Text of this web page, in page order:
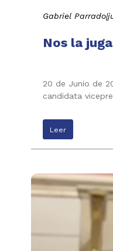
Gabriel Parrado|
Nos la
20 de Junio de
candidata
Leer